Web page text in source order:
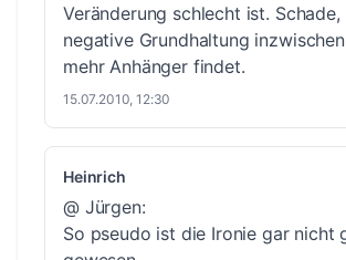
Veränderung schlecht ist. Schade,
negative Grundhaltung
mehr Anhänger findet.
15.07.2010, 12:30
Heinrich
@ Jürgen:
So pseudo ist die Ironie gar nicht